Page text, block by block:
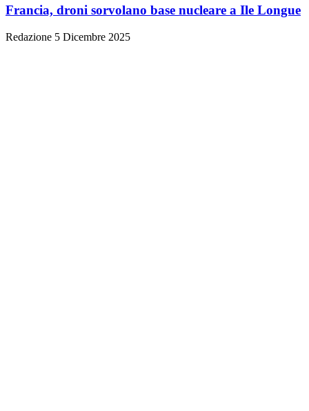
Francia, droni sorvolano base nucleare a Ile Longue
Redazione 5 Dicembre 2025